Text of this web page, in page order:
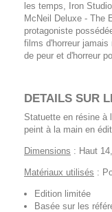
les temps, Iron
McNeil Deluxe - The
protagoniste
films d'horreur jamais
de peur et d'horreur
DETAILS SUR
Statuette en résine à
peint à la main en
Dimensions : Haut
Matériaux utilisés :
Edition limitée
Basée sur les